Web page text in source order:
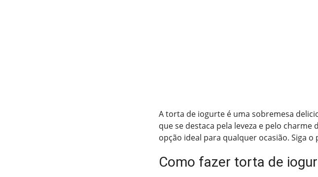
A torta de iogurte é uma sobremesa
que se destaca pela leveza e pelo charme
opção ideal para qualquer ocasião. Siga
Como fazer torta de